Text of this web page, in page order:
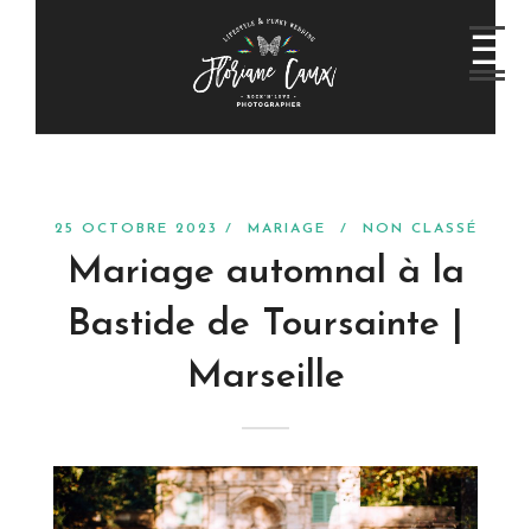
25 OCTOBRE 2023 / MARIAGE / NON CLASSÉ
Mariage automnal à la
Bastide de Toursainte |
Marseille